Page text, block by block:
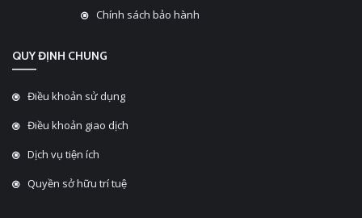
Chính sách bảo hành
QUY ĐỊNH CHUNG
Điều khoản sử dụng
Điều khoản giao dịch
Dịch vụ tiện ích
Quyền sở hữu trí tuệ